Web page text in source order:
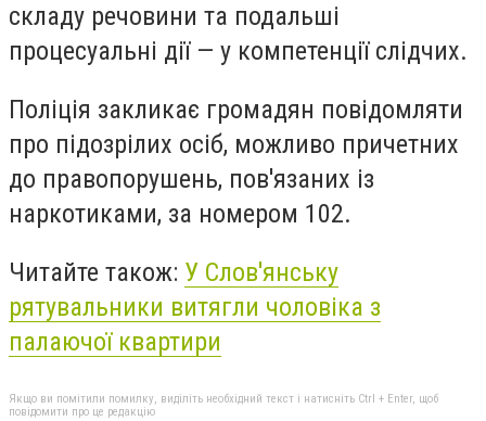
складу речовини та подальші
процесуальні дії — у компетенції слідчих.
Поліція закликає громадян повідомляти
про підозрілих осіб, можливо причетних
до правопорушень, пов'язаних із
наркотиками, за номером 102.
Читайте також: У Слов'янську
рятувальники витягли чоловіка з
палаючої квартири
Якщо ви помітили помилку, виділіть необхідний текст і натисніть Ctrl + Enter, щоб
повідомити про це редакцію